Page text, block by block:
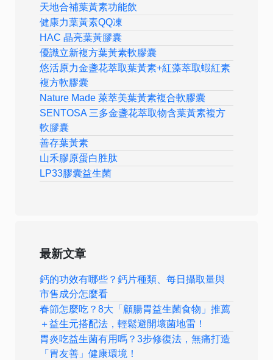
天地合補葉黃素功能飲
健康力葉黃素QQ凍
HAC 晶亮葉黃膠囊
優識立新複方葉黃素軟膠囊
悠活原力金盞花萃取葉黃素+紅藻萃取蝦紅素
複方軟膠囊
Nature Made 萊萃美葉黃素複合軟膠囊
SENTOSA 三多金盞花萃取物含葉黃素複方
軟膠囊
善存葉黃素
山禾膠原蛋白胜肽
LP33膠囊益生菌
最新文章
鈣的功效有哪些？鈣片種類、每日攝取量與
市售成分怎麼看
春節怎麼吃？8大「顧腸胃益生菌食物」推薦
＋益生元搭配法，輕鬆避開壞菌地雷！
胃炎吃益生菌有用嗎？3步修復法，無痛打造
「胃友善」健康環境！